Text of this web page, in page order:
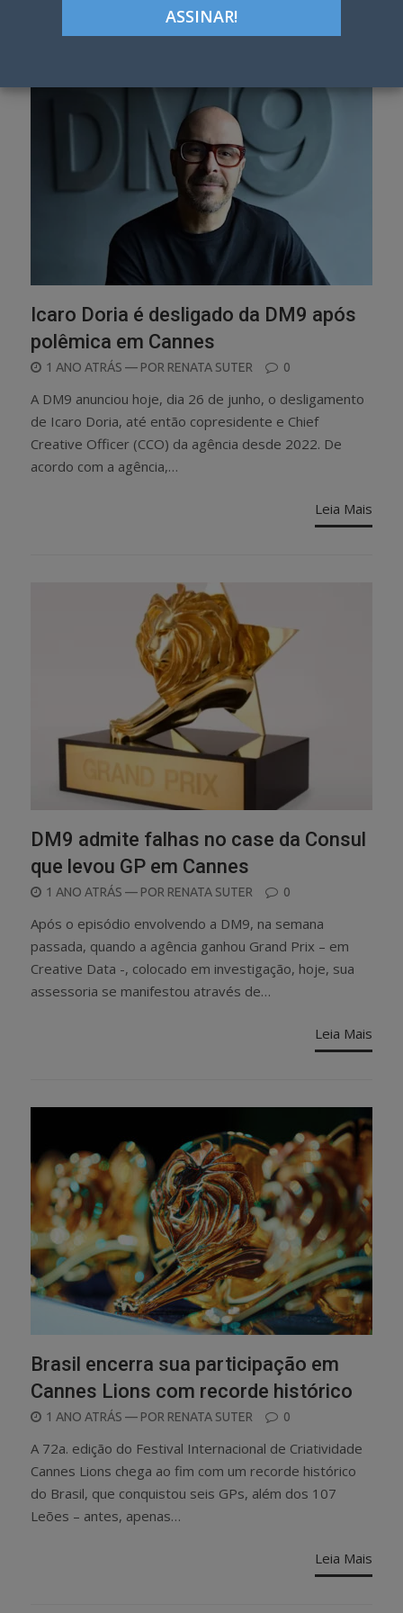
Icaro Doria é desligado da DM9 após
polêmica em Cannes
POSTED
1 ANO ATRÁS — POR RENATA SUTER 0
A DM9 anunciou hoje, dia 26 de junho, o desligamento
de Icaro Doria, até então copresidente e Chief
Creative Officer (CCO) da agência desde 2022. De
acordo com a agência,…
Leia Mais
DM9 admite falhas no case da Consul
que levou GP em Cannes
POSTED
ON
1 ANO ATRÁS — POR RENATA SUTER 0
Após o episódio envolvendo a DM9, na semana
passada, quando a agência ganhou Grand Prix – em
Creative Data -, colocado em investigação, hoje, sua
assessoria se manifestou através de…
Leia Mais
Brasil encerra sua participação em
Cannes Lions com recorde histórico
POSTED
1 ANO ATRÁS — POR RENATA SUTER 0
A 72a. edição do Festival Internacional de Criatividade
Cannes Lions chega ao fim com um recorde histórico
do Brasil, que conquistou seis GPs, além dos 107
Leões – antes, apenas…
Leia Mais